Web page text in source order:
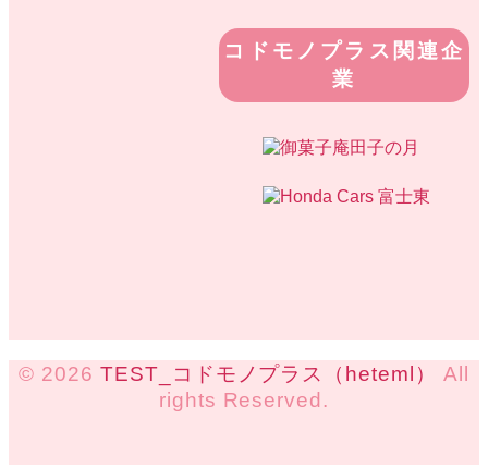
コドモノプラス関連企
業
© 2026 TEST_コドモノプラス（heteml）
All
rights Reserved.